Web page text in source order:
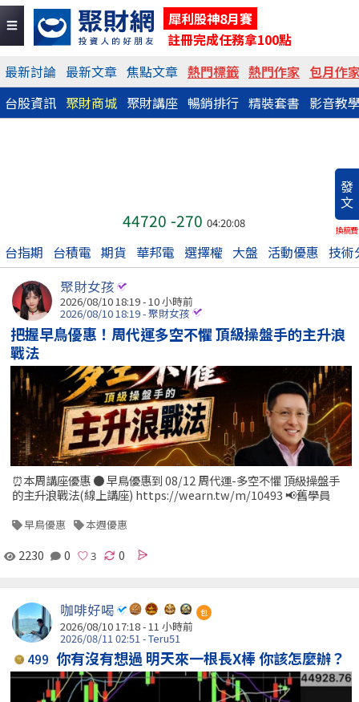
犀利股神8月賽
註冊完成任務拿100點
最新討論 最新文章 焦點文章 熱門標籤 熱門作家 包月作
台股資訊 聚財商城 聚財講座 暢銷排行 精裝套書 影音教
發
文
換稿費
44720 -270 04:20:08
台指期 台積電 期貨 華邦電 選擇權 大盤 活動優惠 技術
聚財女孩
2026/08/10 18:19 -10 小時前
2026/08/10 18:19 - 聚財女孩
把握早鳥優惠！周代運多空不懼 頂級操盤手的主升浪
戰法
⏰本周講座優惠 ● 早鳥優惠到 08/12 周代運-多空不懼 頂級操盤手
的主升浪戰法(線上講座) https://wearn.tw/m/10493 📢舊學員
早鳥優惠 本週優惠
2230 0 0
咖啡好喝 包
2026/08/10 17:18 - 11 小時前
2026/08/11 02:51 - Teru51
499 你有沒有想過 明天來一根長X棒 你該怎麼辦？